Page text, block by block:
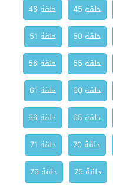
حلقة 45
حلقة 46
حلقة 50
حلقة 51
حلقة 55
حلقة 56
حلقة 60
حلقة 61
حلقة 65
حلقة 66
حلقة 70
حلقة 71
حلقة 75
حلقة 76